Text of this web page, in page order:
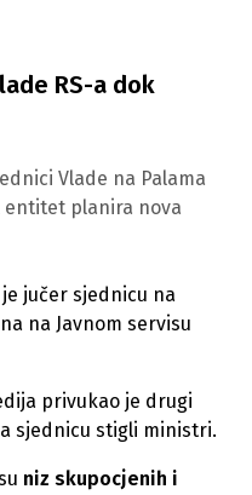
RS-a dok
Vlade na Palama
entitet planira nova
jučer sjednicu na
na Javnom servisu
privukao je drugi
sjednicu stigli ministri.
niz skupocjenih i